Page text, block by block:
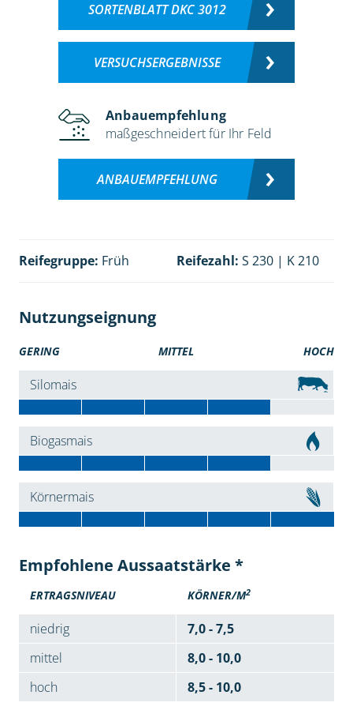
SORTENBLATT DKC 3012
VERSUCHSERGEBNISSE
Anbauempfehlung
maßgeschneidert für Ihr Feld
ANBAUEMPFEHLUNG
Reifegruppe: Früh Reifezahl: S 230 | K 210
Nutzungseignung
GERING MITTEL HOCH
Silomais
Biogasmais
Körnermais
Empfohlene Aussaatstärke *
ERTRAGSNIVEAU KÖRNER/M2
niedrig
7,0 - 7,5
mittel
8,0 - 10,0
hoch
8,5 - 10,0